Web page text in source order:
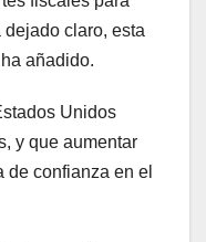
dejado claro, esta
añadido.
Unidos
y que aumentar
confianza en el